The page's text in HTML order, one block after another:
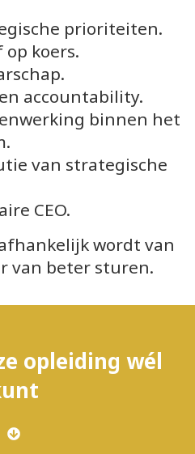
prioriteiten.
koers.
accountability.
binnen het
van strategische
CEO.
wordt van
van beter sturen.
opleiding wél